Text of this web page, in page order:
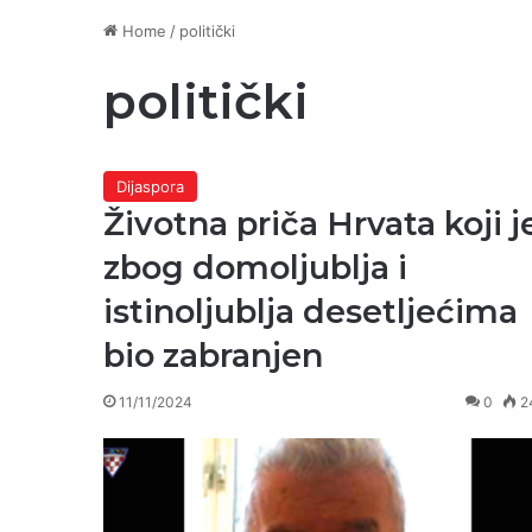
Home / politički
politički
Dijaspora
Životna priča Hrvata koji
zbog domoljublja i
istinoljublja desetljećima
bio zabranjen
11/11/2024 0